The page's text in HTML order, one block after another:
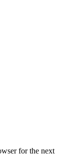
for the next